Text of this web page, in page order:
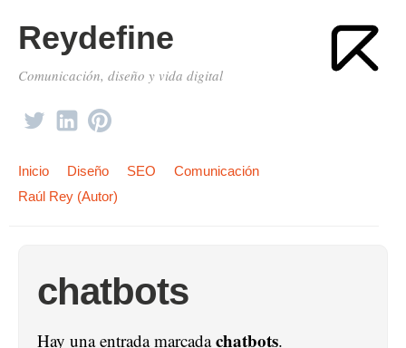
Reydefine
Comunicación, diseño y vida digital
Inicio Diseño SEO
Comunicación
Raúl Rey (Autor)
chatbots
Hay una entrada marcadachatbots.